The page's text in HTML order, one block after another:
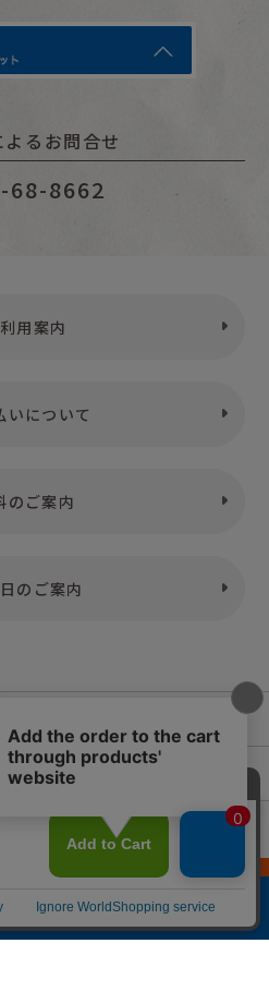
るお問合せ
68-8662
用案内
いについて
のご案内
のご案内
all rights reserved.